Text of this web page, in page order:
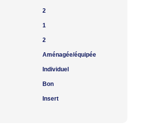
2
1
2
Aménagée/équipée
Individuel
Bon
Insert